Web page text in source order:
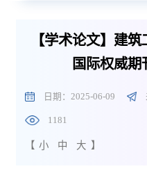
【学术论文】建
国际权威
日期：2025-06-09
1181
【 小 中 大 】